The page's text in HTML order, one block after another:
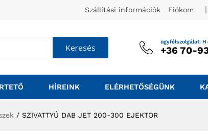
Szállítási információk Fiókom
Keresés
ügyfélszolgálat:
+36 70-
HÍREINK ELÉRHETŐSÉGÜNK
/ SZIVATTYÚ DAB JET 200-300 EJEKTOR